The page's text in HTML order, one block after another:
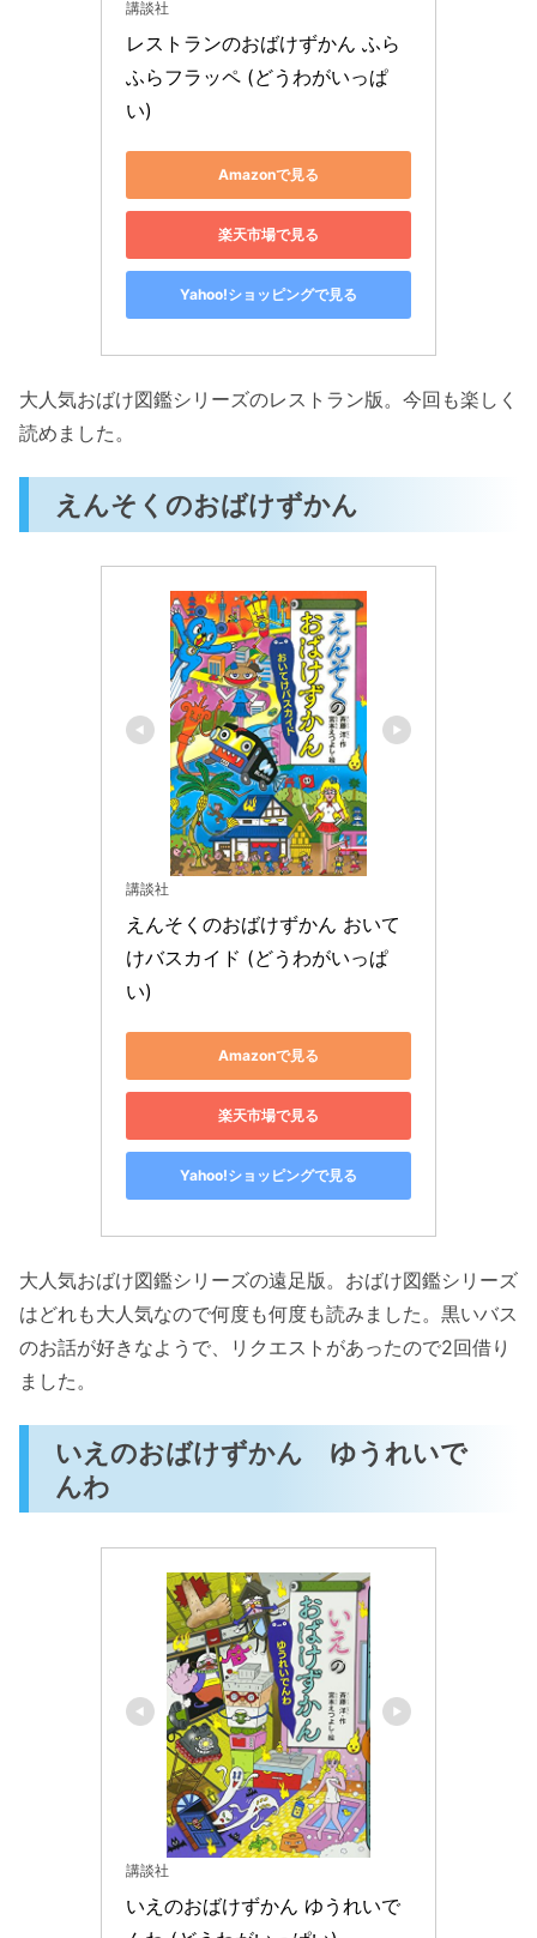
講談社
レストランのおばけずかん ふら
ふらフラッペ (どうわがいっぱ
い)
Amazonで見る
楽天市場で見る
Yahoo!ショッピングで見る
大人気おばけ図鑑シリーズのレストラン版。今回も楽しく
読めました。
えんそくのおばけずかん
講談社
えんそくのおばけずかん おいて
けバスカイド (どうわがいっぱ
い)
Amazonで見る
楽天市場で見る
Yahoo!ショッピングで見る
大人気おばけ図鑑シリーズの遠足版。おばけ図鑑シリーズ
はどれも大人気なので何度も何度も読みました。黒いバス
のお話が好きなようで、リクエストがあったので2回借り
ました。
いえのおばけずかん ゆうれいで
んわ
講談社
いえのおばけずかん ゆうれいで